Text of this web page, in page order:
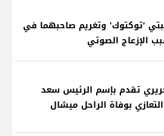
'توكتوك' وتغريم صاحبهما في
الإزعاج الصوتي
تقدم بإسم الرئيس سعد
بوفاة الراحل ميشال